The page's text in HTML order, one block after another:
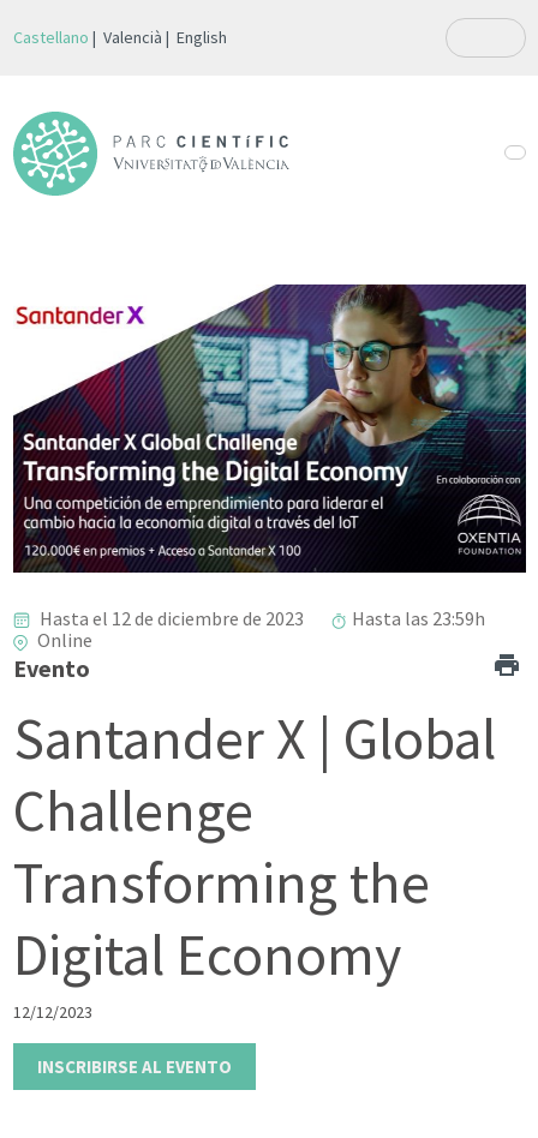
Castellano Valencià English
Hasta el 12 de diciembre de 2023
Hasta las 23:59h
Online
Evento
Santander X | Global
Challenge
Transforming the
Digital Economy
12/12/2023
INSCRIBIRSE AL EVENTO